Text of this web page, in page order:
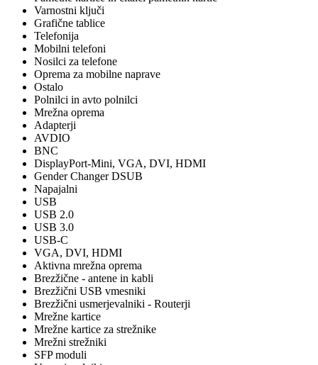
Varnostni ključi
Grafične tablice
Telefonija
Mobilni telefoni
Nosilci za telefone
Oprema za mobilne naprave
Ostalo
Polnilci in avto polnilci
Mrežna oprema
Adapterji
AVDIO
BNC
DisplayPort-Mini, VGA, DVI, HDMI
Gender Changer DSUB
Napajalni
USB
USB 2.0
USB 3.0
USB-C
VGA, DVI, HDMI
Aktivna mrežna oprema
Brezžične - antene in kabli
Brezžični USB vmesniki
Brezžični usmerjevalniki - Routerji
Mrežne kartice
Mrežne kartice za strežnike
Mrežni strežniki
SFP moduli